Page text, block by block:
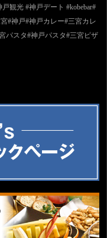
観光 #神戸デート #kobebar#
#神戸#神戸カレー#三宮カレ
パスタ#神戸パスタ#三宮ピザ